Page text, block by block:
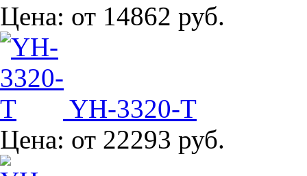
Цена: от 14862 руб.
YH-3320-T
Цена: от 22293 руб.